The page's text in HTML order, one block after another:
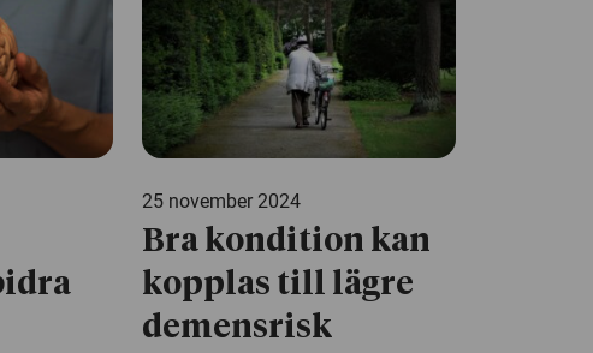
25 november 2024
Bra kondition kan
kopplas till lägre
demensrisk